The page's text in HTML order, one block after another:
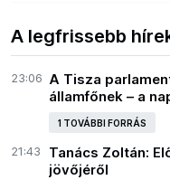
A legfrissebb
23:06 A Tisza
államfőnek – a
1 TOVÁBBI FORRÁS
21:43
Tanács Zoltán:
jövőjéről